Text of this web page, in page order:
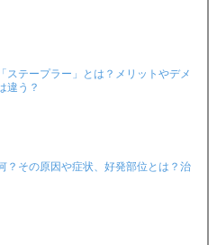
ステープラー」とは？メリットやデメ
違う？
？その原因や症状、好発部位とは？治